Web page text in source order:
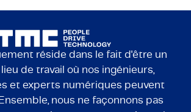
réside dans le fait d'être un
de travail où nos ingénieurs,
et experts numériques peuvent
nous ne façonnons pas